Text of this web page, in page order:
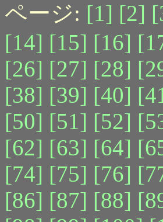
ページ: [1] [2]
[14] [15] [16]
[26] [27] [28]
[38] [39] [40]
[50] [51] [52]
[62] [63] [64]
[74] [75] [76]
[86] [87] [88]